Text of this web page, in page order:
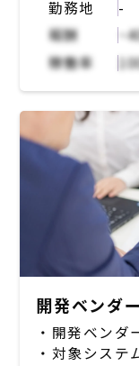
【案件概要】
ポイント共
守、保守開
ラ構成をオ
確定しており
をメインとし
行う。AWS
は顧客が担
ケーション
機能を
のDBを
るなどの対
でのパッチ
は、javaの保
作業までの全
勤務地
-
報酬
稼働率
開発ベンダ
・開発ベンダ
・対象システ